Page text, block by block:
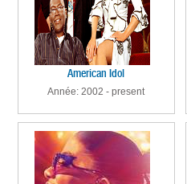
American Idol
Année: 2002 - present